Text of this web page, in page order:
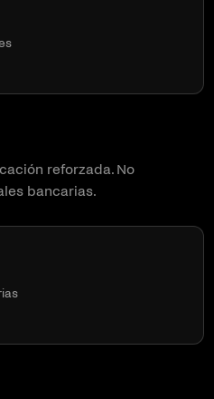
reforzada. No
bancarias.